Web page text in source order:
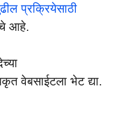
प्रक्रियेसाठी
आहे.
वेबसाईटला भेट द्या.